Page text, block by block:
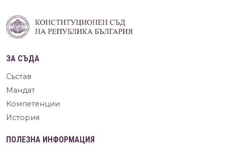
ЗА СЪДА
Състав
Мандат
Компетенции
История
ПОЛЕЗНА ИНФОРМАЦИЯ